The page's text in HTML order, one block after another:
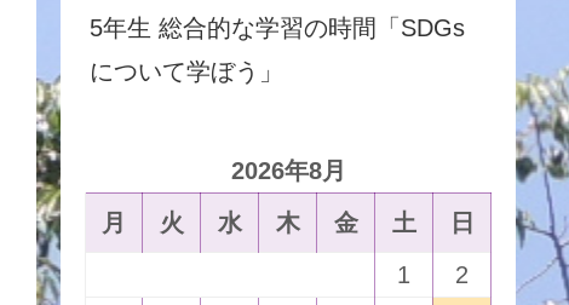
5年生 総合的な学習の時間「SDGs
について学ぼう」
2026年8月
月
火 水 木 金 土
日
1
2